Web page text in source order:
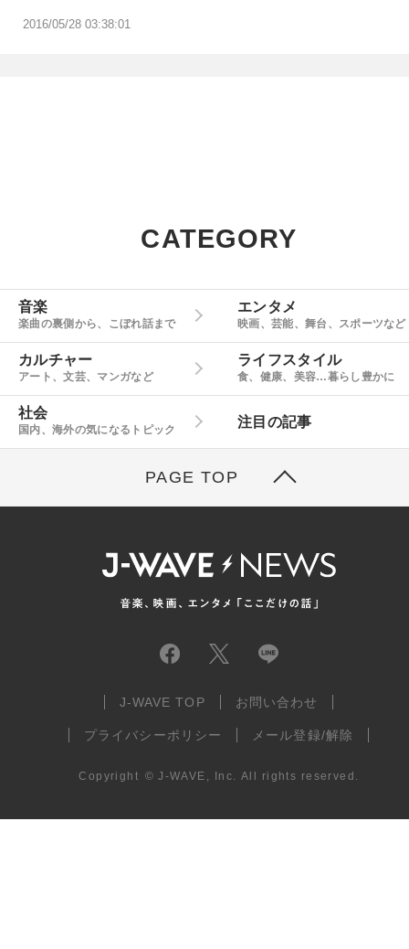
2016/05/28 03:38:01
CATEGORY
音楽
楽曲の裏側から、こぼれ話まで
エンタメ
映画、芸能、舞台、スポーツなど
カルチャー
アート、文芸、マンガなど
ライフスタイル
食、健康、美容…暮らし豊かに
社会
国内、海外の気になるトピック
注目の記事
PAGE TOP
J-WAVE TOP お問い合わせ
プライバシーポリシー メール登録/解除
Copyright © J-WAVE, Inc. All rights reserved.